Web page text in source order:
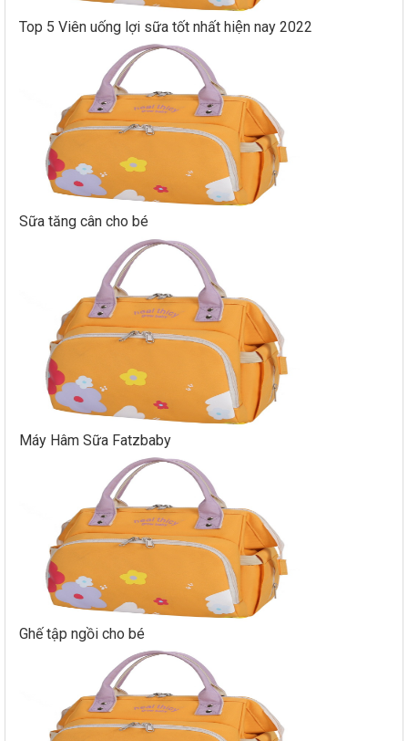
Top 5 Viên uống lợi sữa tốt nhất hiện nay 2022
Sữa tăng cân cho bé
Máy Hâm Sữa Fatzbaby
Ghế tập ngồi cho bé